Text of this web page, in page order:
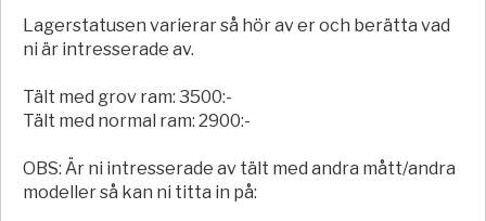
Lagerstatusen varierar så hör av er och berätta vad
ni är intresserade av.
Tält med grov ram: 3500:-
Tält med normal ram: 2900:-
OBS: Är ni intresserade av tält med andra mått/andra
modeller så kan ni titta in på: